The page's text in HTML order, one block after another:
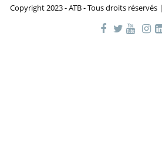
Copyright 2023 - ATB - Tous droits réservés |